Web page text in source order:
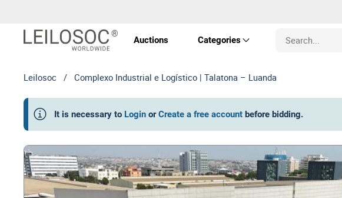
Auctions Categories
Real Estate
Vehicles
Equipment
Machines
Leilosoc / Complexo Industrial e Logístico | Talatona – Luanda
It is necessary to Login or Create a free account before bidding.